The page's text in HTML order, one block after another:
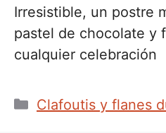
Irresistible, un postre
pastel de chocolate y
cualquier celebración
Categorías
Clafoutis y flanes